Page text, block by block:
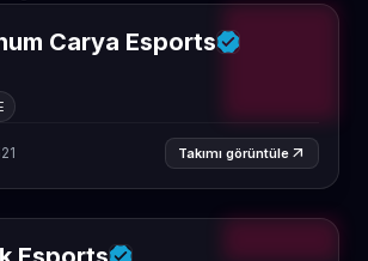
Carya Esports
Takımı görüntüle arrow_outward